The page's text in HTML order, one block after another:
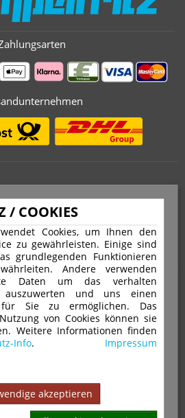
/ COOKIES
Cookies, um Ihnen den
zu gewährleisten. Einige sind
grundlegenden Funktionieren
Andere verwenden
Daten um das verhalten
auszuwerten und uns einen
für Sie zu ermöglichen. Das
von Cookies können sie
Weitere Informationen finden
Info.
Impressum
akzeptieren
08
Über uns
IMPRESSUM
WIDERRUFSRECHT
AGB
MAGAZIN